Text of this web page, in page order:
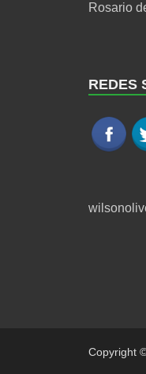
Rosario
REDES
Copyright